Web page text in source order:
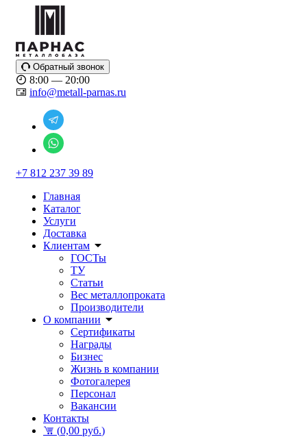
Обратный звонок
8:00 — 20:00
info@metall-parnas.ru
+7 812 237 39 89
Главная
Каталог
Услуги
Доставка
Клиентам
ГОСТы
ТУ
Статьи
Вес металлопроката
Производители
О компании
Сертификаты
Награды
Бизнес
Жизнь в компании
Фотогалерея
Персонал
Вакансии
Контакты
(0,00 руб.)